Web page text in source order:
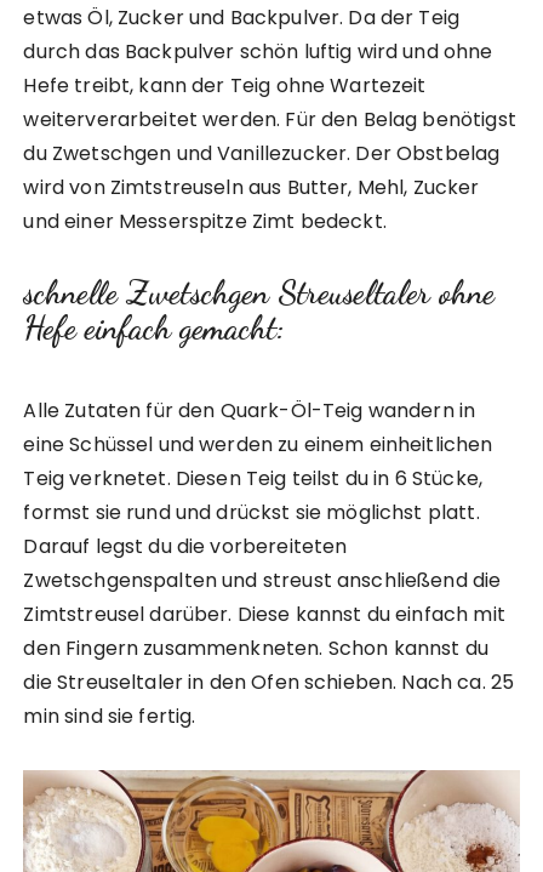
etwas Öl, Zucker und Backpulver. Da der Teig
durch das Backpulver schön luftig wird und ohne
Hefe treibt, kann der Teig ohne Wartezeit
weiterverarbeitet werden. Für den Belag benötigst
du Zwetschgen und Vanillezucker. Der Obstbelag
wird von Zimtstreuseln aus Butter, Mehl, Zucker
und einer Messerspitze Zimt bedeckt.
schnelle Zwetschgen Streuseltaler ohne
Hefe einfach gemacht:
Alle Zutaten für den Quark-Öl-Teig wandern in
eine Schüssel und werden zu einem einheitlichen
Teig verknetet. Diesen Teig teilst du in 6 Stücke,
formst sie rund und drückst sie möglichst platt.
Darauf legst du die vorbereiteten
Zwetschgenspalten und streust anschließend die
Zimtstreusel darüber. Diese kannst du einfach mit
den Fingern zusammenkneten. Schon kannst du
die Streuseltaler in den Ofen schieben. Nach ca. 25
min sind sie fertig.